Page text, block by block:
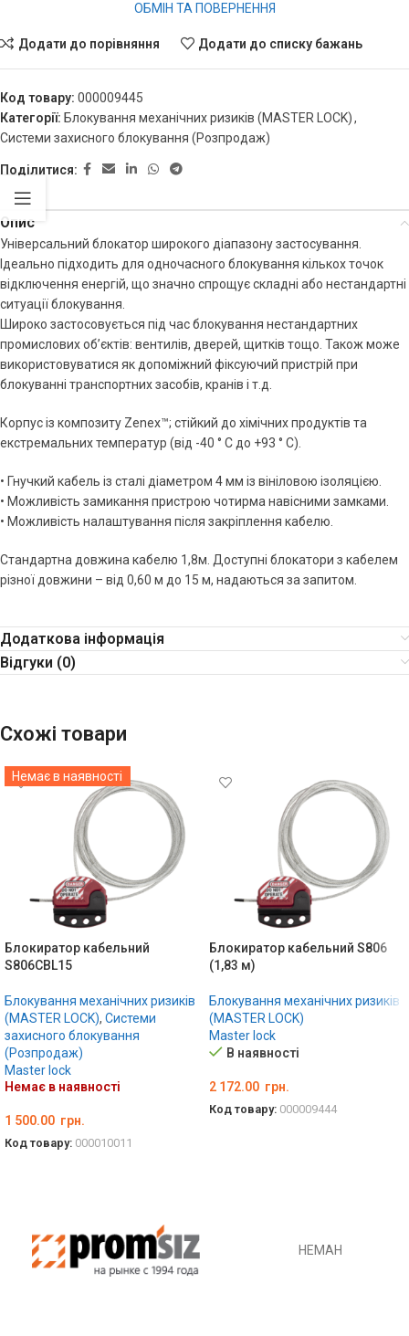
ОБМІН ТА ПОВЕРНЕННЯ
Додати до порівняння Додати до списку бажань
Код товару: 000009445
Категорії: Блокування механічних ризиків (MASTER LOCK),
Системи захисного блокування (Розпродаж)
Поділитися:
Опис
Універсальний блокатор широкого діапазону застосування.
Ідеально підходить для одночасного блокування кількох точок
відключення енергій, що значно спрощує складні або нестандартні
ситуації блокування.
Широко застосовується під час блокування нестандартних
промислових об’єктів: вентилів, дверей, щитків тощо. Також може
використовуватися як допоміжний фіксуючий пристрій при
блокуванні транспортних засобів, кранів і т.д.
Корпус із композиту Zenex™; стійкий до хімічних продуктів та
екстремальних температур (від -40 ° C до +93 ° C).
• Гнучкий кабель із сталі діаметром 4 мм із вініловою ізоляцією.
• Можливість замикання пристрою чотирма навісними замками.
• Можливість налаштування після закріплення кабелю.
Стандартна довжина кабелю 1,8м. Доступні блокатори з кабелем
різної довжини – від 0,60 м до 15 м, надаються за запитом.
Додаткова інформація
Відгуки (0)
Схожі товари
Немає в наявності
Блокиратор кабельний
S806CBL15
Блокування механічних ризиків
(MASTER LOCK), Системи
захисного блокування
(Розпродаж)
Master lock
Немає в наявності
1 500.00 грн.
Код товару: 000010011
Блокиратор кабельний S806
(1,83 м)
Блокування механічних ризиків
(MASTER LOCK)
Master lock
В наявності
2 172.00 грн.
Код товару: 000009444
НЕМАН